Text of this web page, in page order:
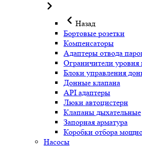
Назад
Бортовые розетки
Компенсаторы
Адаптеры отвода
Ограничители уровня
Блоки управления
Донные клапана
API адаптеры
Люки автоцистерн
Клапаны дыхательные
Запорная арматура
Коробки отбора
Насосы